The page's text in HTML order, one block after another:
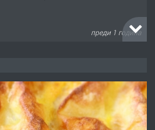
преди 1 година
преди 1 година